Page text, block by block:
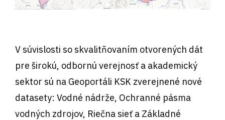
V súvislosti so skvalitňovaním otvorených dát
pre širokú, odbornú verejnosť a akademický
sektor sú na Geoportáli KSK zverejnené nové
datasety: Vodné nádrže, Ochranné pásma
vodných zdrojov, Riečna sieť a Základné